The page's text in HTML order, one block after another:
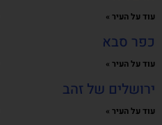
עוד על העיר »
כפר סבא
עוד על העיר »
ירושלים של זהב
עוד על העיר »